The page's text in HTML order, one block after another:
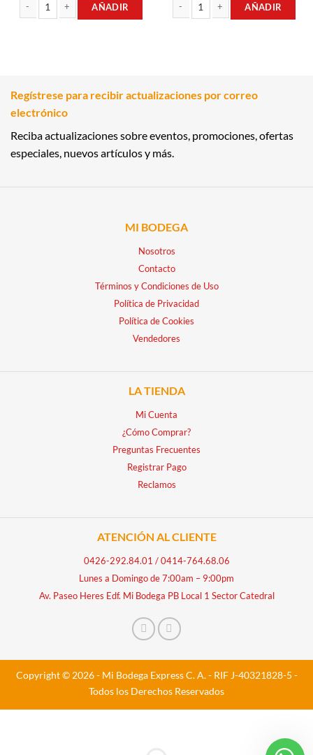
AÑADIR AÑADIR
Regístrese para recibir actualizaciones por correo
electrónico
Reciba actualizaciones sobre eventos, promociones, ofertas
especiales, nuevos artículos y más.
MI BODEGA
Nosotros
Contacto
Términos y Condiciones de Uso
Política de Privacidad
Política de Cookies
Vendedores
LA TIENDA
Mi Cuenta
¿Cómo Comprar?
Preguntas Frecuentes
Registrar Pago
Reclamos
ATENCIÓN AL CLIENTE
0426-292.84.01 /0414-764.68.06
Lunes a Domingo de 7:00am – 9:00pm
Av. Paseo Heres Edf. Mi Bodega PB Local 1 Sector Catedral
Copyright © 2026 - Mi Bodega Express C. A. - RIF J-40321828-5 -
Todos los Derechos Reservados